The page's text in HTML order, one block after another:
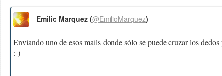
Enviando uno de esos mails donde sólo se puede cruzar los
:-)
Emilio Marquez (@EmilioMarquez)